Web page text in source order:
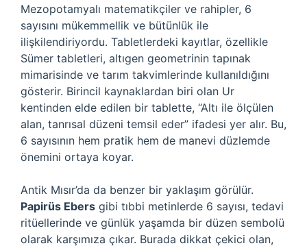
Mezopotamyalı matematikçiler ve rahipler, 6
sayısını mükemmellik ve bütünlük ile
ilişkilendiriyordu. Tabletlerdeki kayıtlar, özellikle
Sümer tabletleri, altıgen geometrinin tapınak
mimarisinde ve tarım takvimlerinde kullanıldığını
gösterir. Birincil kaynaklardan biri olan Ur
kentinden elde edilen bir tablette, “Altı ile ölçülen
alan, tanrısal düzeni temsil eder” ifadesi yer alır. Bu,
6 sayısının hem pratik hem de manevi düzlemde
önemini ortaya koyar.
Antik Mısır’da da benzer bir yaklaşım görülür.
Papirüs Ebers gibi tıbbi metinlerde 6 sayısı, tedavi
ritüellerinde ve günlük yaşamda bir düzen sembolü
olarak karşımıza çıkar. Burada dikkat çekici olan,